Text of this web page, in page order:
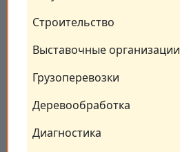
Строительство
Выставочные организации
Грузоперевозки
Деревообработка
Диагностика